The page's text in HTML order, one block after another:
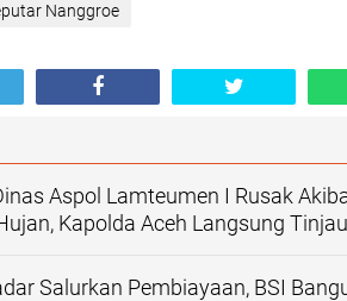
Nanggroe
Aspol Lamteumen I Rusak
Kapolda Aceh Langsung
Salurkan Pembiayaan, BSI